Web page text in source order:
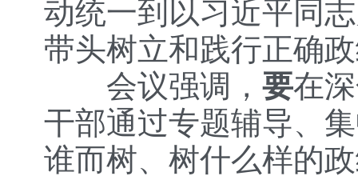
动统一到以习近平同
带头树立和践行正确
会议强调， 要在
干部通过专题辅导、
谁而树、树什么样的